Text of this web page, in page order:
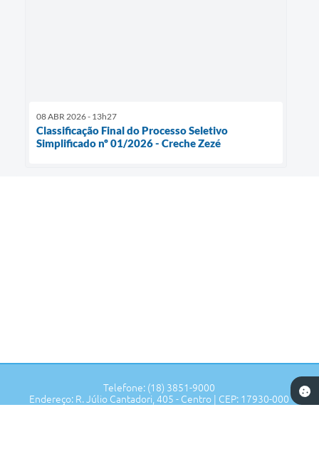
08 ABR 2026 - 13h27
Classificação Final do Processo Seletivo
Simplificado nº 01/2026 - Creche Zezé
Telefone: (18) 3851-9000
Endereço: R. Júlio Cantadori, 405 - Centro | CEP: 17930-000